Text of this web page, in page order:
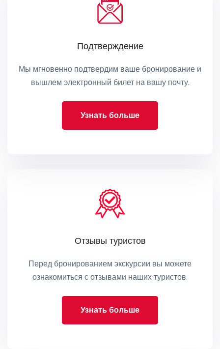
Подтверждение
Мы мгновенно подтвердим ваше бронирование и
вышлем электронный билет на вашу почту.
Узнать больше
Отзывы туристов
Перед бронированием экскурсии вы можете
ознакомиться с отзывами наших туристов.
Узнать больше